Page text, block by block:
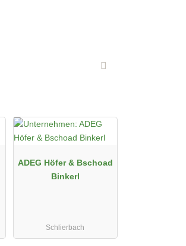
ADEG Höfer & Bschoad
Binkerl
Schlierbach